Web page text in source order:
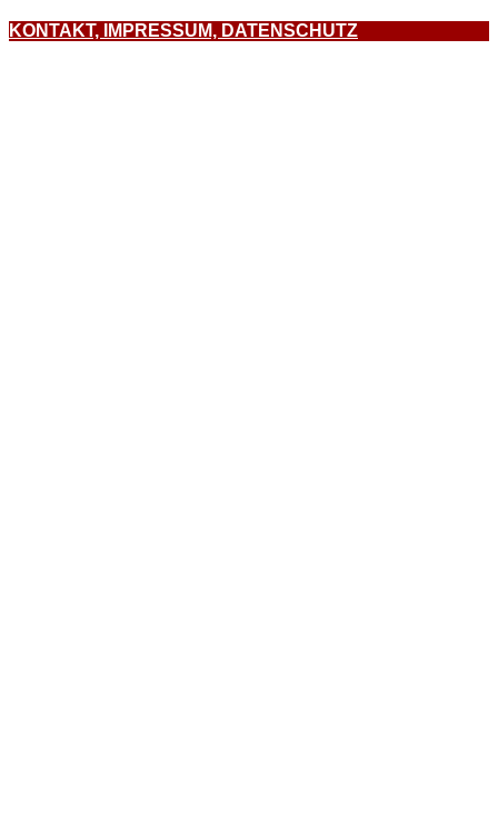
KONTAKT, IMPRESSUM, DATENSCHUTZ